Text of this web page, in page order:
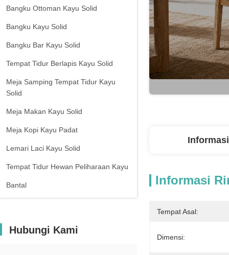
Bangku Ottoman Kayu Solid
Bangku Kayu Solid
Bangku Bar Kayu Solid
Tempat Tidur Berlapis Kayu Solid
Meja Samping Tempat Tidur Kayu
Solid
Meja Makan Kayu Solid
Meja Kopi Kayu Padat
Lemari Laci Kayu Solid
Tempat Tidur Hewan Peliharaan Kayu
Bantal
Hubungi Kami
Informasi
Tempat Asal:
Dimensi: